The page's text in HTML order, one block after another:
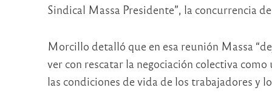
Sindical Massa Presidente”, la concurrencia
Morcillo detalló que en esa reunión Massa
ver con rescatar la negociación colectiva
las condiciones de vida de los trabajadores y